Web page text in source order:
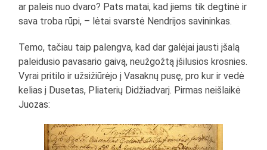
ar paleis nuo dvaro? Pats matai, kad jiems tik degtinė ir
sava troba rūpi, – lėtai svarstė Nendrijos savininkas.
Temo, tačiau taip palengva, kad dar galėjai jausti įšalą
paleidusio pavasario gaivą, neužgožtą įšilusios krosnies.
Vyrai pritilo ir užsižiūrėjo į Vasaknų pusę, pro kur ir vedė
kelias į Dusetas, Pliaterių Didžiadvarį. Pirmas neišlaikė
Juozas: